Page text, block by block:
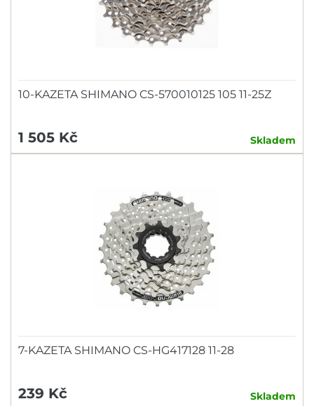
10-KAZETA SHIMANO CS-570010125 105 11-25Z
1 505 Kč Skladem
7-KAZETA SHIMANO CS-HG417128 11-28
239 Kč Skladem